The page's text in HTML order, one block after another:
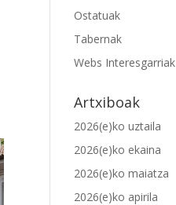
Ostatuak
Tabernak
Webs Interesgarriak
Artxiboak
2026(e)ko uztaila
2026(e)ko ekaina
2026(e)ko maiatza
2026(e)ko apirila